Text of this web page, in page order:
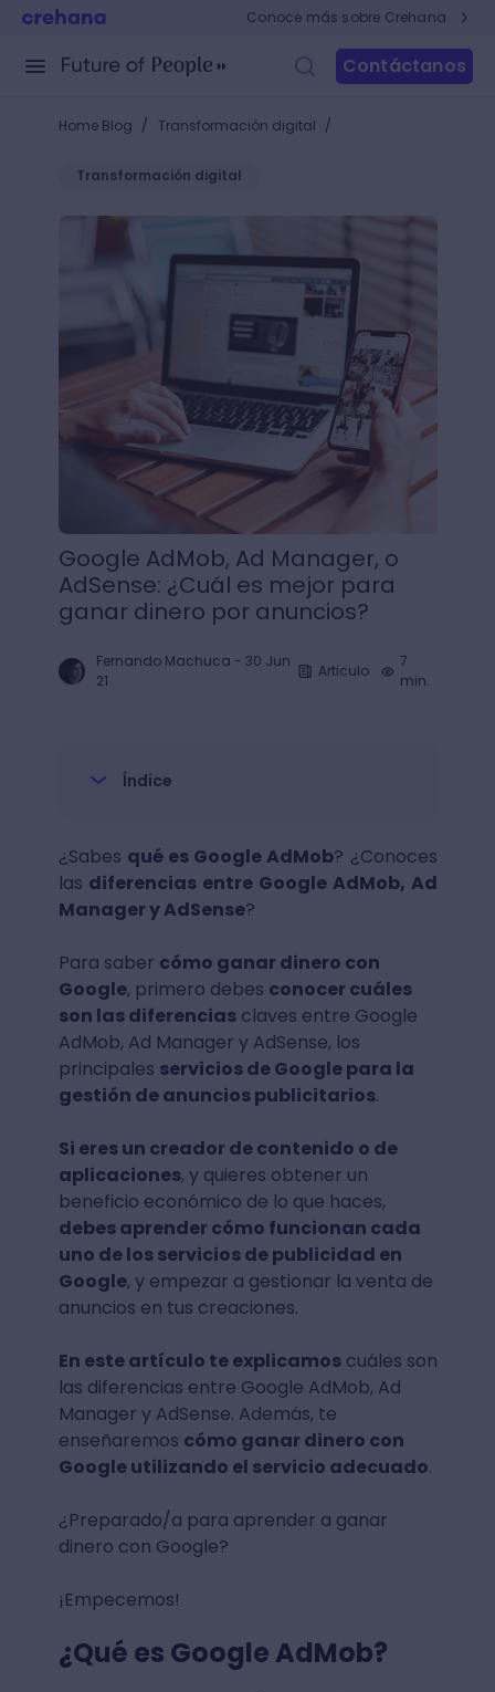
Conoce más sobre Crehana
Contáctanos
Home Blog / Transformación digital /
Transformación digital
Google AdMob, Ad Manager, o AdSense: ¿Cuál es
Google AdMob, Ad Manager, o
AdSense: ¿Cuál es mejor para
ganar dinero por anuncios?
Fernando Machuca - 30 Jun
21
Articulo
7
min.
Índice
¿Sabes qué es Google AdMob? ¿Conoces
las diferencias entre Google AdMob, Ad
Manager y AdSense?
Para saber cómo ganar dinero con
Google, primero debes conocer cuáles
son las diferenciasclaves entre Google
AdMob, Ad Manager y AdSense, los
principales servicios de Google para la
gestión de anuncios publicitarios.
Si eres un creador de contenido o de
aplicaciones, y quieres obtener un
beneficio económico de lo que haces,
debes aprender cómo funcionan cada
uno de los servicios de publicidad en
Google, y empezar a gestionar la venta de
anuncios en tus creaciones.
En este artículo te explicamoscuáles son
las diferencias entre Google AdMob, Ad
Manager y AdSense. Además, te
enseñaremos cómo ganar dinero con
Google utilizando el servicio adecuado.
¿Preparado/a para aprender a ganar
dinero con Google?
¡Empecemos!
¿Qué es Google AdMob?